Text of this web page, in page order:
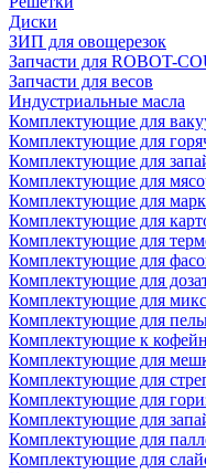
Диски
ЗИП для овощерезок
Запчасти для ROBOT-
Запчасти для весов
Индустриальные масла
Комплектующие для
Комплектующие для
Комплектующие для
Комплектующие для
Комплектующие для
Комплектующие для
Комплектующие для
Комплектующие для
Комплектующие для
Комплектующие для
Комплектующие для
Комплектующие к
Комплектующие для
Комплектующие для
Комплектующие для
Комплектующие для
Комплектующие для
Комплектующие для